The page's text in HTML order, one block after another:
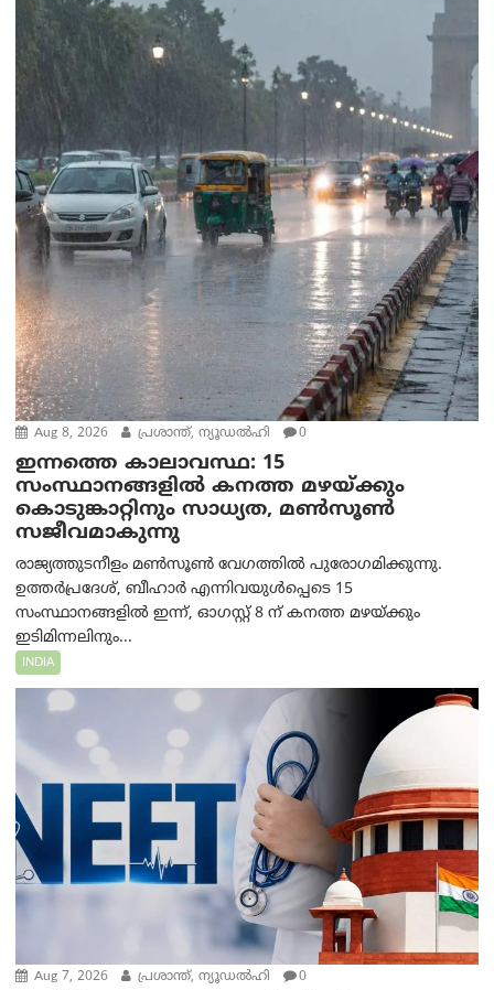
Aug 8, 2026 പ്രശാന്ത്, ന്യൂഡല്‍ഹി 0
ഇന്നത്തെ കാലാവസ്ഥ: 15
സംസ്ഥാനങ്ങളിൽ കനത്ത മഴയ്ക്കും
കൊടുങ്കാറ്റിനും സാധ്യത, മൺസൂൺ
സജീവമാകുന്നു
രാജ്യത്തുടനീളം മൺസൂൺ വേഗത്തിൽ പുരോഗമിക്കുന്നു.
ഉത്തർപ്രദേശ്, ബീഹാർ എന്നിവയുൾപ്പെടെ 15
സംസ്ഥാനങ്ങളിൽ ഇന്ന്, ഓഗസ്റ്റ് 8 ന് കനത്ത മഴയ്ക്കും
ഇടിമിന്നലിനും...
INDIA
Aug 7, 2026 പ്രശാന്ത്, ന്യൂഡല്‍ഹി 0